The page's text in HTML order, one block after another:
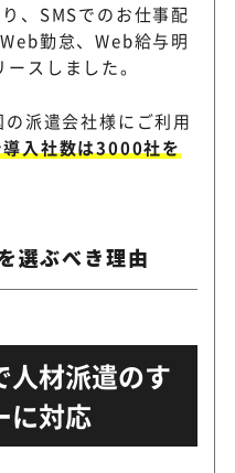
、SMSでのお仕事配
勤怠、Web給与明
スしました。
派遣会社様にご利用
導入社数は3000社を
選ぶべき理由
人材派遣のす
に対応